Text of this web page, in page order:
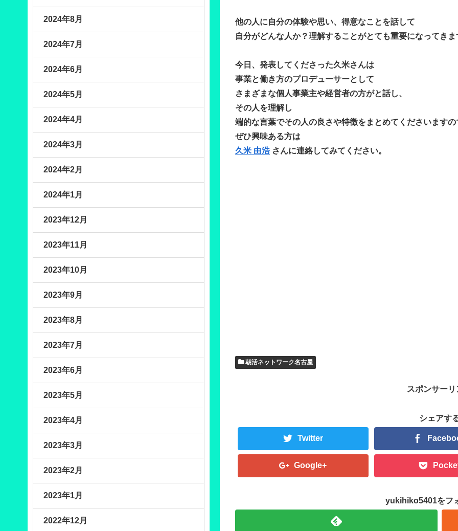
他の人に自分の体験や思い、得意なことを話して
自分がどんな人か？理解することがとても重要になってきま
今日、発表してくださった久米さんは
事業と働き方のプロデューサーとして
さまざまな個人事業主や経営者の方がと話し、
その人を理解し
端的な言葉でその人の良さや特徴をまとめてくださいますの
ぜひ興味ある方は
久米 由浩さんに連絡してみてください。
朝活ネットワーク名古屋
スポンサーリ
シェアす
Twitter
Google+
yukihiko5401をフ
2024年8月
2024年7月
2024年6月
2024年5月
2024年4月
2024年3月
2024年2月
2024年1月
2023年12月
2023年11月
2023年10月
2023年9月
2023年8月
2023年7月
2023年6月
2023年5月
2023年4月
2023年3月
2023年2月
2023年1月
2022年12月